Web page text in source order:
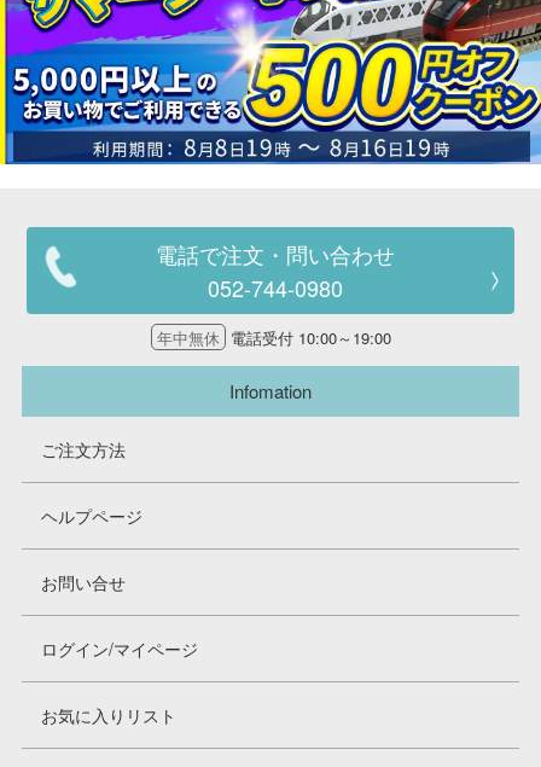
電話で注文・問い合わせ
052-744-0980
年中無休 電話受付 10:00～19:00
Infomation
ご注文方法
ヘルプページ
お問い合せ
ログイン/マイページ
お気に入りリスト